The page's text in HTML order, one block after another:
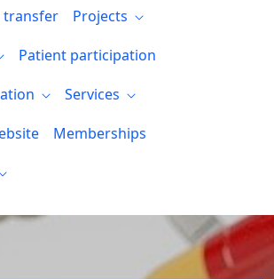
transfer
Projects
Patient participation
Services
Memberships